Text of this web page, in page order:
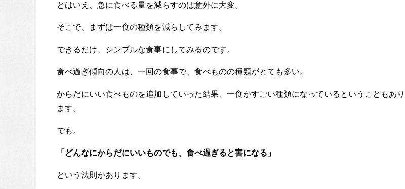
とはいえ、急に食べる量を減らすのは意外に大変。
そこで、まずは一食の種類を減らしてみます。
できるだけ、シンプルな食事にしてみるのです。
食べ過ぎ傾向の人は、一回の食事で、食べものの種類がとても多い。
からだにいい食べものを追加していった結果、一食がすごい種類になっているということもあり
ます。
でも。
「どんなにからだにいいものでも、食べ過ぎると害になる」
という法則があります。